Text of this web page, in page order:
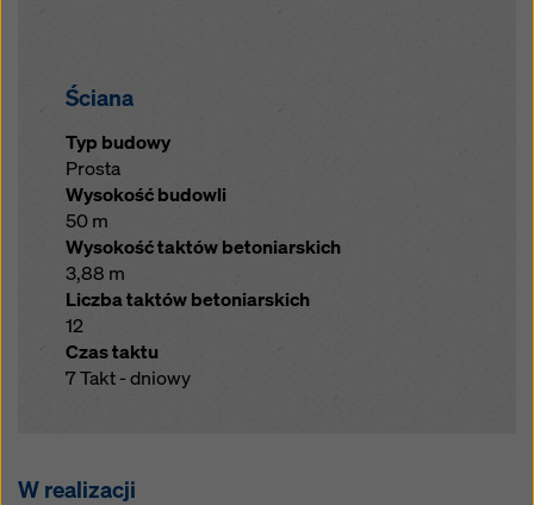
Ściana
Typ budowy
Prosta
Wysokość budowli
50 m
Wysokość taktów betoniarskich
3,88 m
Liczba taktów betoniarskich
12
Czas taktu
7 Takt - dniowy
W realizacji